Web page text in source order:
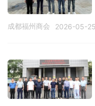
成都福州商会 2026-05-